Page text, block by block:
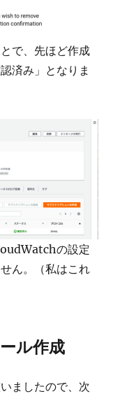
で、先ほど作成
済み」となりま
の設定
ん。（私はこれ
ル作成
ましたので、次